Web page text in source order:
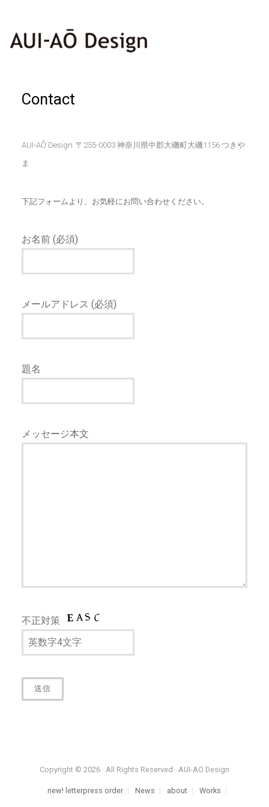
Contact
AUI-AŌ Design 〒255-0003 神奈川県中郡大磯町大磯1156 つきや
ま
下記フォームより、お気軽にお問い合わせください。
お名前 (必須)
メールアドレス (必須)
題名
メッセージ本文
不正対策
Copyright © 2026 · All Rights Reserved · AUI-AO Design
new! letterpress order News about Works